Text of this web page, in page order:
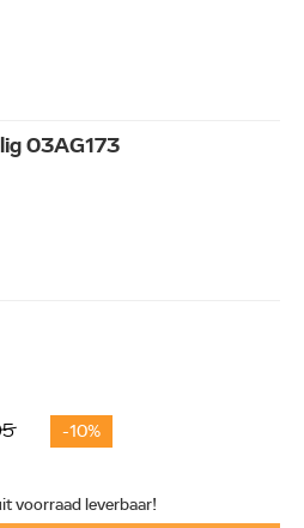
03AG173
-10%
voorraad leverbaar!